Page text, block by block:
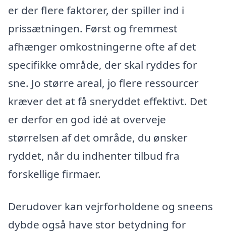
er der flere faktorer, der spiller ind i
prissætningen. Først og fremmest
afhænger omkostningerne ofte af det
specifikke område, der skal ryddes for
sne. Jo større areal, jo flere ressourcer
kræver det at få sneryddet effektivt. Det
er derfor en god idé at overveje
størrelsen af det område, du ønsker
ryddet, når du indhenter tilbud fra
forskellige firmaer.
Derudover kan vejrforholdene og sneens
dybde også have stor betydning for